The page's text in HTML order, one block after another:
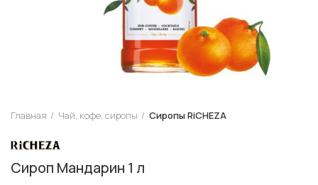
Главная Чай, кофе, сиропы Сиропы RiCHEZA
Сироп Мандарин 1 л